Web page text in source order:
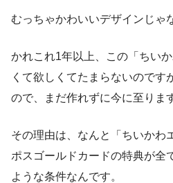
むっちゃかわいいデザインじゃ
かれこれ1年以上、この「ちい
くて欲しくてたまらないのです
ので、まだ作れずに今に至りま
その理由は、なんと「ちいかわ
ポスゴールドカードの特典が全
ような条件なんです。